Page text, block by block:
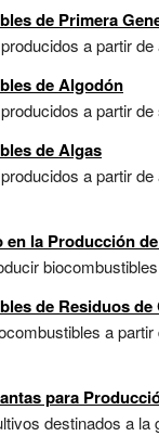
de Primera
a partir
de Algodón
a partir
de Algas
a partir
en la Producción
de Residuos
a
para
destinados a